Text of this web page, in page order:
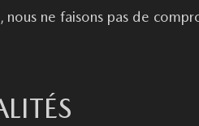
ne faisons pas de